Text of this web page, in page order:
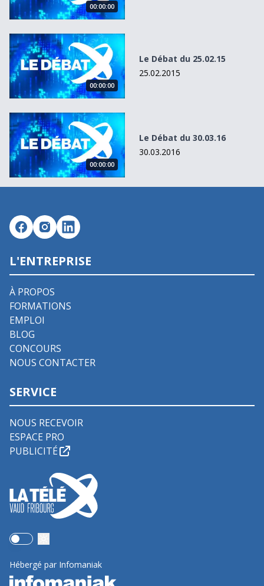
00:00:00
Le Débat du 25.02.15
00:00:00
Le Débat du 25.02.15
25.02.2015
Le Débat du 30.03.16
00:00:00
Le Débat du 30.03.16
30.03.2016
L'ENTREPRISE
À PROPOS
FORMATIONS
EMPLOI
BLOG
CONCOURS
NOUS CONTACTER
SERVICE
NOUS RECEVOIR
ESPACE PRO
PUBLICITÉ
Use setting
Hébergé par Infomaniak